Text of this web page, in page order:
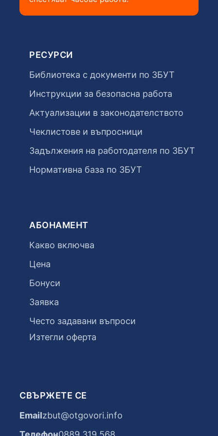
РЕСУРСИ
Библиотека с документи по ЗБУТ
Инструкции за безопасна работа
Актуализации в законодателството
Чеклистове и въпросници
Задължения на работодателя по ЗБУТ
Нормативна база по ЗБУТ
АБОНАМЕНТ
Какво включва
Цена
Бонуси
Заявка
Често задавани въпроси
Изтегли оферта
СВЪРЖЕТЕ СЕ
Emailzbut@otgovori.info